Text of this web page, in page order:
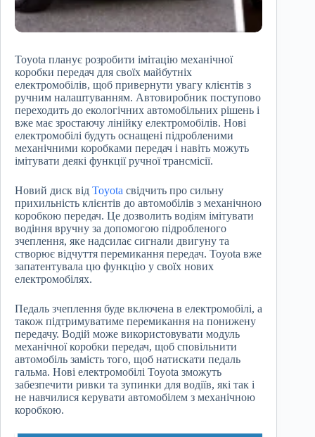
Toyota планує розробити імітацію механічної
коробки передач для своїх майбутніх
електромобілів, щоб привернути увагу клієнтів з
ручним налаштуванням. Автовиробник поступово
переходить до екологічних автомобільних рішень і
вже має зростаючу лінійку електромобілів. Нові
електромобілі будуть оснащені підробленими
механічними коробками передач і навіть можуть
імітувати деякі функції ручної трансмісії.
Новий диск від Toyota свідчить про сильну
прихильність клієнтів до автомобілів з механічною
коробкою передач. Це дозволить водіям імітувати
водіння вручну за допомогою підробленого
зчеплення, яке надсилає сигнали двигуну та
створює відчуття перемикання передач. Toyota вже
запатентувала цю функцію у своїх нових
електромобілях.
Педаль зчеплення буде включена в електромобілі, а
також підтримуватиме перемикання на понижену
передачу. Водій може використовувати модуль
механічної коробки передач, щоб сповільнити
автомобіль замість того, щоб натискати педаль
гальма. Нові електромобілі Toyota зможуть
забезпечити ривки та зупинки для водіїв, які так і
не навчилися керувати автомобілем з механічною
коробкою.